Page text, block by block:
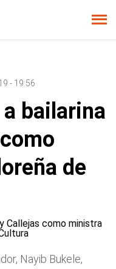
- 19:56
bailarina
de
Nayib Bukele,